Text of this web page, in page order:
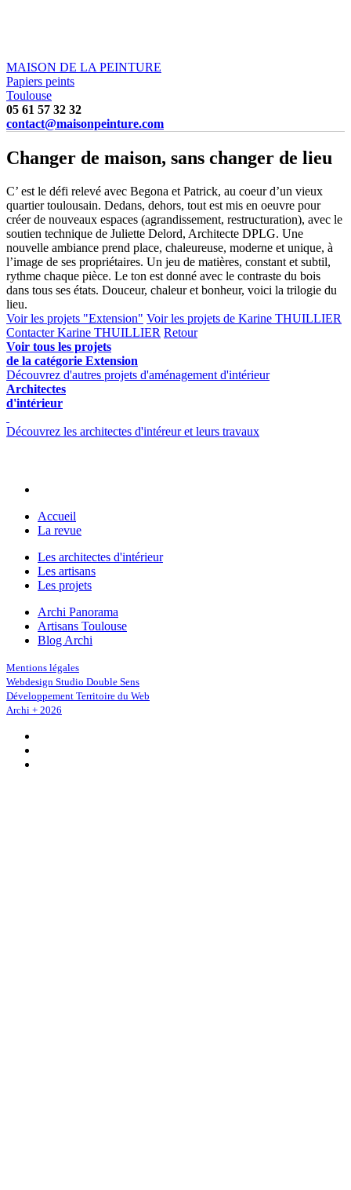
MAISON DE LA PEINTURE
Papiers peints
Toulouse
05 61 57 32 32
contact@maisonpeinture.com
Changer de maison, sans changer de lieu
C’ est le défi relevé avec Begona et Patrick, au coeur d’un vieux
quartier toulousain. Dedans, dehors, tout est mis en oeuvre pour
créer de nouveaux espaces (agrandissement, restructuration), avec le
soutien technique de Juliette Delord, Architecte DPLG. Une
nouvelle ambiance prend place, chaleureuse, moderne et unique, à
l’image de ses propriétaires. Un jeu de matières, constant et subtil,
rythme chaque pièce. Le ton est donné avec le contraste du bois
dans tous ses états. Douceur, chaleur et bonheur, voici la trilogie du
lieu.
Voir les projets "Extension" Voir les projets de Karine THUILLIER
Contacter Karine THUILLIER Retour
Voir tous les projets
de la catégorie Extension
Découvrez d'autres projets d'aménagement d'intérieur
Architectes
d'intérieur
Découvrez les architectes d'intéreur et leurs travaux
Accueil
La revue
Les architectes d'intérieur
Les artisans
Les projets
Archi Panorama
Artisans Toulouse
Blog Archi
Mentions légales
Webdesign Studio Double Sens
Développement Territoire du Web
Archi + 2026